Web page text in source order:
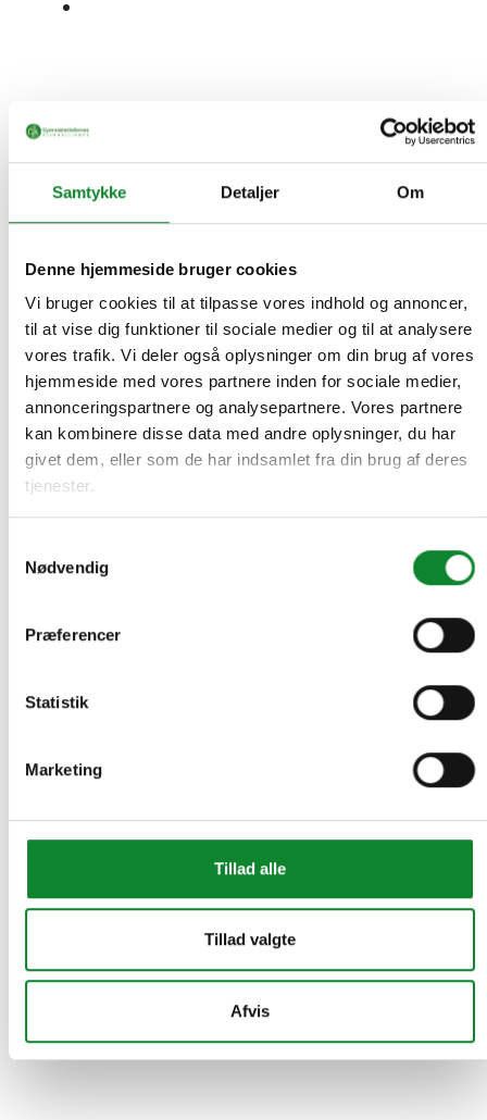
Samtykke Detaljer Om
Denne hjemmeside bruger cookies
Vi bruger cookies til at tilpasse vores indhold og annoncer,
til at vise dig funktioner til sociale medier og til at analysere
vores trafik. Vi deler også oplysninger om din brug af vores
hjemmeside med vores partnere inden for sociale medier,
annonceringspartnere og analysepartnere. Vores partnere
kan kombinere disse data med andre oplysninger, du har
givet dem, eller som de har indsamlet fra din brug af deres
tjenester.
Nødvendig
Præferencer
Statistik
Marketing
Tillad alle
Tillad valgte
Afvis